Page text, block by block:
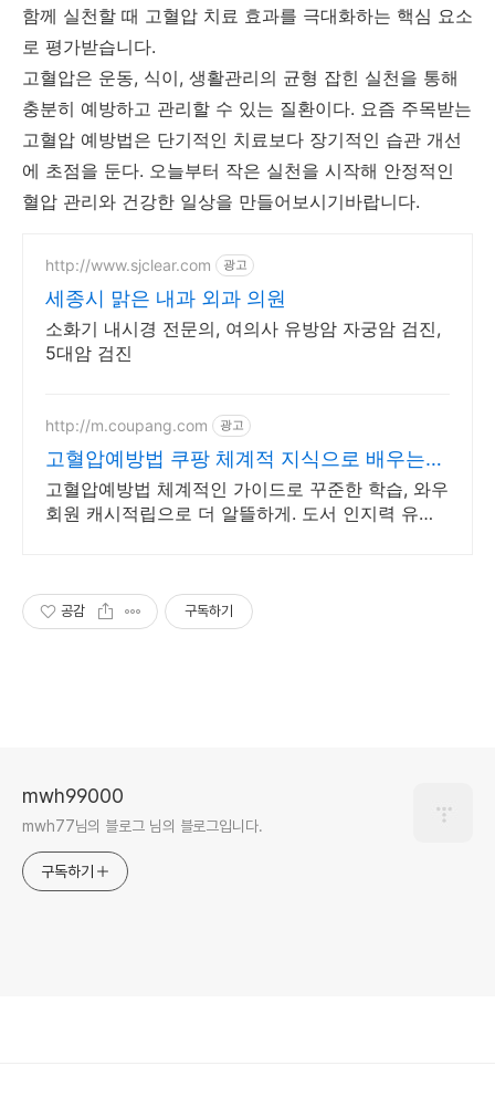
함께 실천할 때 고혈압 치료 효과를 극대화하는 핵심 요소
로 평가받습니다.
고혈압은 운동, 식이, 생활관리의 균형 잡힌 실천을 통해
충분히 예방하고 관리할 수 있는 질환이다. 요즘 주목받는
고혈압 예방법은 단기적인 치료보다 장기적인 습관 개선
에 초점을 둔다. 오늘부터 작은 실천을 시작해 안정적인
혈압 관리와 건강한 일상을 만들어보시기바랍니다.
http://www.sjclear.com 광고
세종시 맑은 내과 외과 의원
소화기 내시경 전문의, 여의사 유방암 자궁암 검진,
5대암 검진
http://m.coupang.com 광고
고혈압예방법 쿠팡 체계적 지식으로 배우는
학습
고혈압예방법 체계적인 가이드로 꾸준한 학습, 와우
회원 캐시적립으로 더 알뜰하게. 도서 인지력 유지
공감 구독하기
mwh99000
mwh77님의 블로그 님의 블로그입니다.
구독하기